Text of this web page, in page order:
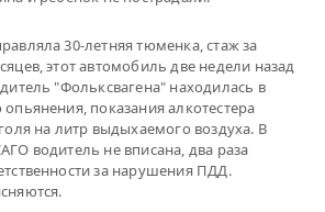
30-летняя тюменка, стаж за
этот автомобиль две недели назад
"Фольксвагена" находилась в
показания алкотестера
на литр выдыхаемого воздуха. В
водитель не вписана, два раза
за нарушения ПДД.